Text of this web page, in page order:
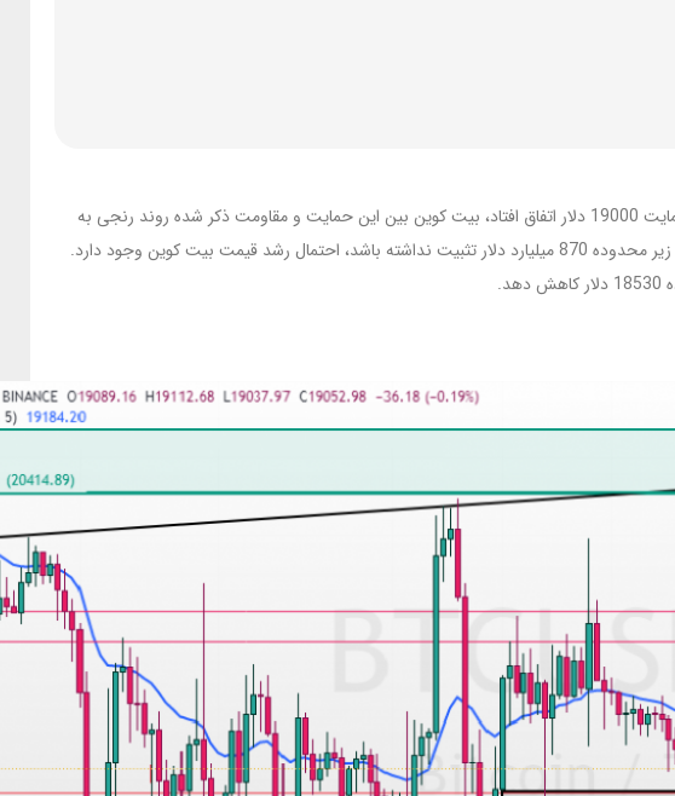
بیت کوین در 24 ساعت گذشته با رشد قیمت تا محدوده 19200 دلار، باز هم با واکنش همراه شد. بعد از اینکه واکنش های مثبت به حمایت 19000 دلار اتفاق افتاد، بیت کوین بین این حمایت و مقاومت ذکر شده روند رنجی به
خود گرفته است. بعد از شکست مقاومت خط روند نزولی، یک پولبک به این خط روند مشاهده می شود. اما تا زمانی که شاخص توتال زیر محدوده 870 میلیارد دلار تثبیت نداشته باشد، احتمال رشد قیمت بیت کوین وجود دارد.